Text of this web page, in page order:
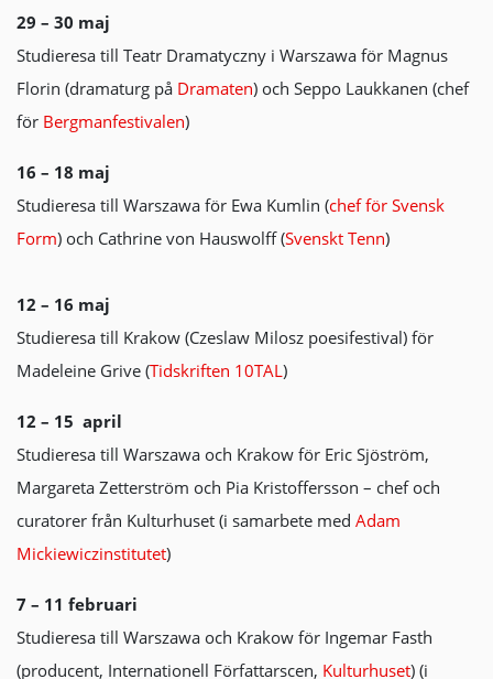
29 – 30 maj
Studieresa till Teatr Dramatyczny i Warszawa för Magnus
Florin (dramaturg på Dramaten) och Seppo Laukkanen (chef
för Bergmanfestivalen)
16 – 18 maj
Studieresa till Warszawa för Ewa Kumlin (chef för Svensk
Form) och Cathrine von Hauswolff (Svenskt Tenn)
12 – 16 maj
Studieresa till Krakow (Czeslaw Milosz poesifestival) för
Madeleine Grive (Tidskriften 10TAL)
12 – 15 april
Studieresa till Warszawa och Krakow för Eric Sjöström,
Margareta Zetterström och Pia Kristoffersson – chef och
curatorer från Kulturhuset (i samarbete med Adam
Mickiewiczinstitutet)
7 – 11 februari
Studieresa till Warszawa och Krakow för Ingemar Fasth
(producent, Internationell Författarscen, Kulturhuset) (i